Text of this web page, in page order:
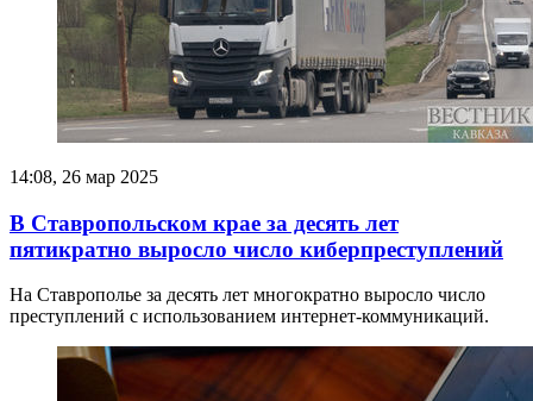
14:08, 26 мар 2025
В Ставропольском крае за десять лет
пятикратно выросло число киберпреступлений
На Ставрополье за десять лет многократно выросло число
преступлений с использованием интернет-коммуникаций.